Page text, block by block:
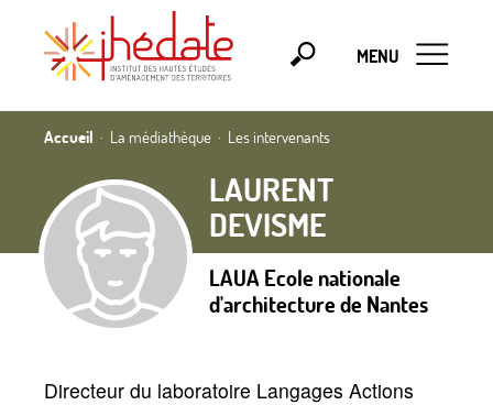
MENU
Accueil La médiathèque Les intervenants
LAURENT
DEVISME
LAUA Ecole nationale
d'architecture de Nantes
Directeur du laboratoire Langages Actions